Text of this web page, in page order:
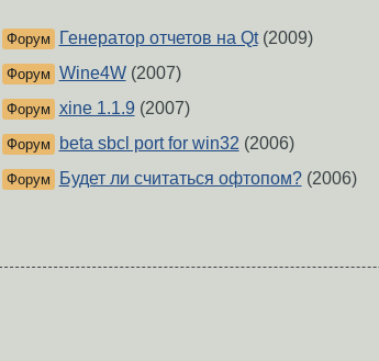
Форум Генератор отчетов на Qt(2009)
Форум Wine4W(2007)
Форум xine 1.1.9 (2007)
Форум beta sbcl port for win32 (2006)
Форум Будет ли считаться офтопом?(2006)